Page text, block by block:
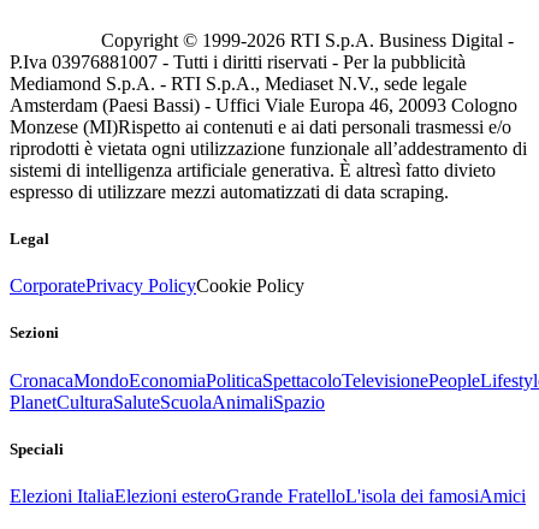
Copyright © 1999-2026 RTI S.p.A. Business Digital -
P.Iva 03976881007 - Tutti i diritti riservati - Per la pubblicità
Mediamond S.p.A. - RTI S.p.A., Mediaset N.V., sede legale
Amsterdam (Paesi Bassi) - Uffici Viale Europa 46, 20093 Cologno
Monzese (MI)Rispetto ai contenuti e ai dati personali trasmessi e/o
riprodotti è vietata ogni utilizzazione funzionale all’addestramento di
sistemi di intelligenza artificiale generativa. È altresì fatto divieto
espresso di utilizzare mezzi automatizzati di data scraping.
Legal
CorporatePrivacy PolicyCookie Policy
Sezioni
CronacaMondoEconomiaPoliticaSpettacoloTelevisionePeople
PlanetCulturaSaluteScuolaAnimaliSpazio
Speciali
Elezioni ItaliaElezioni esteroGrande FratelloL'isola dei famosiAmici